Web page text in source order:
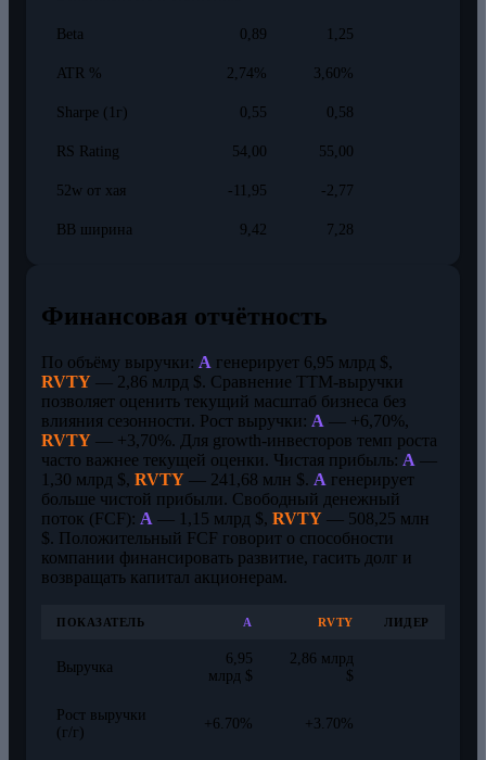
Beta 0,89 1,25
ATR % 2,74% 3,60%
Sharpe (1г) 0,55 0,58
RS Rating 54,00 55,00
52w от хая -11,95 -2,77
BB ширина 9,42 7,28
Финансовая отчётность
По объёму выручки: A генерирует 6,95 млрд $,
RVTY — 2,86 млрд $. Сравнение TTM-выручки
позволяет оценить текущий масштаб бизнеса без
влияния сезонности. Рост выручки: A — +6,70%,
RVTY — +3,70%. Для growth-инвесторов темп роста
часто важнее текущей оценки. Чистая прибыль: A —
1,30 млрд $, RVTY — 241,68 млн $. A генерирует
больше чистой прибыли. Свободный денежный
поток (FCF): A — 1,15 млрд $, RVTY — 508,25 млн
$. Положительный FCF говорит о способности
компании финансировать развитие, гасить долг и
возвращать капитал акционерам.
ПОКАЗАТЕЛЬ A RVTY ЛИДЕР
Выручка
6,95
млрд $
2,86 млрд
$
Рост выручки
(г/г)
+6.70% +3.70%